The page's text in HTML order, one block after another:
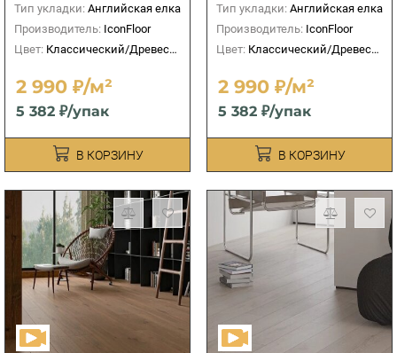
Тип укладки: Английская елка
Производитель: IconFloor
Цвет: Классический/Древесный
2 990 ₽/м²
5 382 ₽/упак
В КОРЗИНУ
Тип укладки: Английская елка
Производитель: IconFloor
Цвет: Классический/Древесный
2 990 ₽/м²
5 382 ₽/упак
В КОРЗИНУ